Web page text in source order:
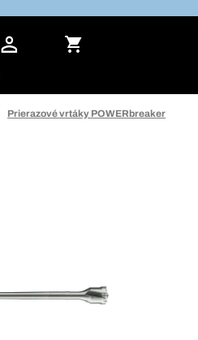
Prierazové vrtáky POWERbreaker